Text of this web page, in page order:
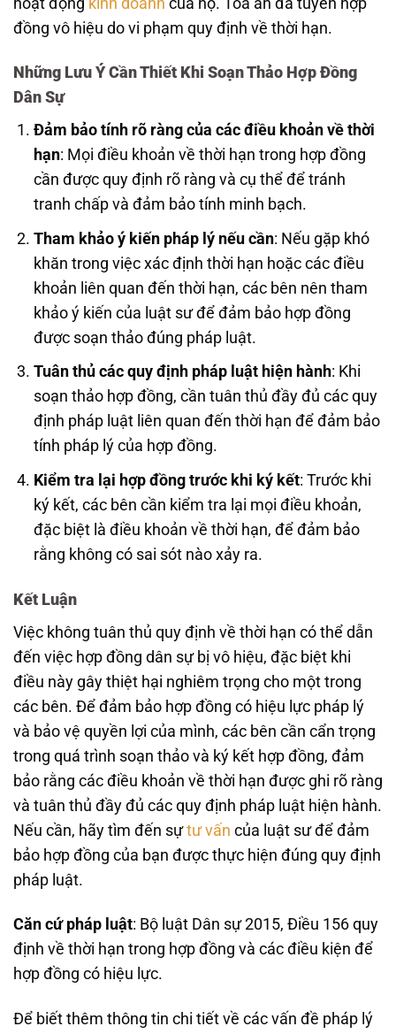
đồng vô hiệu do vi phạm quy định về thời hạn.
Những Lưu Ý Cần Thiết Khi Soạn Thảo Hợp Đồng
Dân Sự
Đảm bảo tính rõ ràng của các điều khoản về thời
hạn: Mọi điều khoản về thời hạn trong hợp đồng
cần được quy định rõ ràng và cụ thể để tránh
tranh chấp và đảm bảo tính minh bạch.
Tham khảo ý kiến pháp lý nếu cần: Nếu gặp khó
khăn trong việc xác định thời hạn hoặc các điều
khoản liên quan đến thời hạn, các bên nên tham
khảo ý kiến của luật sư để đảm bảo hợp đồng
được soạn thảo đúng pháp luật.
Tuân thủ các quy định pháp luật hiện hành: Khi
soạn thảo hợp đồng, cần tuân thủ đầy đủ các quy
định pháp luật liên quan đến thời hạn để đảm bảo
tính pháp lý của hợp đồng.
Kiểm tra lại hợp đồng trước khi ký kết: Trước khi
ký kết, các bên cần kiểm tra lại mọi điều khoản,
đặc biệt là điều khoản về thời hạn, để đảm bảo
rằng không có sai sót nào xảy ra.
Kết Luận
Việc không tuân thủ quy định về thời hạn có thể dẫn
đến việc hợp đồng dân sự bị vô hiệu, đặc biệt khi
điều này gây thiệt hại nghiêm trọng cho một trong
các bên. Để đảm bảo hợp đồng có hiệu lực pháp lý
và bảo vệ quyền lợi của mình, các bên cần cẩn trọng
trong quá trình soạn thảo và ký kết hợp đồng, đảm
bảo rằng các điều khoản về thời hạn được ghi rõ ràng
và tuân thủ đầy đủ các quy định pháp luật hiện hành.
Nếu cần, hãy tìm đến sựtư vấn của luật sư để đảm
bảo hợp đồng của bạn được thực hiện đúng quy định
pháp luật.
Căn cứ pháp luật: Bộ luật Dân sự 2015, Điều 156 quy
định về thời hạn trong hợp đồng và các điều kiện để
hợp đồng có hiệu lực.
Để biết thêm thông tin chi tiết về các vấn đề pháp lý